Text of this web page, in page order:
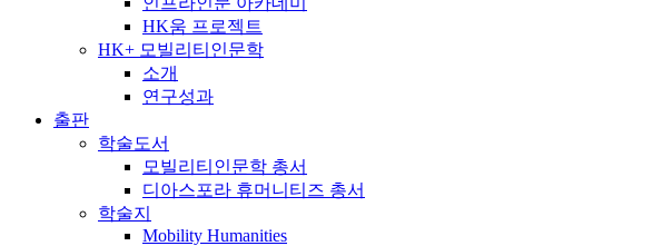
HK움 프로젝트
HK+ 모빌리티인문학
소개
연구성과
출판
학술도서
모빌리티인문학 총서
디아스포라 휴머니티즈 총서
학술지
Mobility Humanities